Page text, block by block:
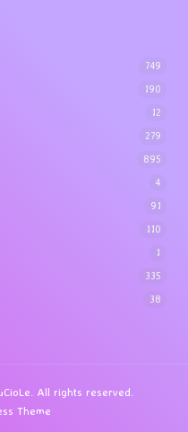
749
190
12
279
895
4
91
110
1
335
38
All rights reserved.
Theme